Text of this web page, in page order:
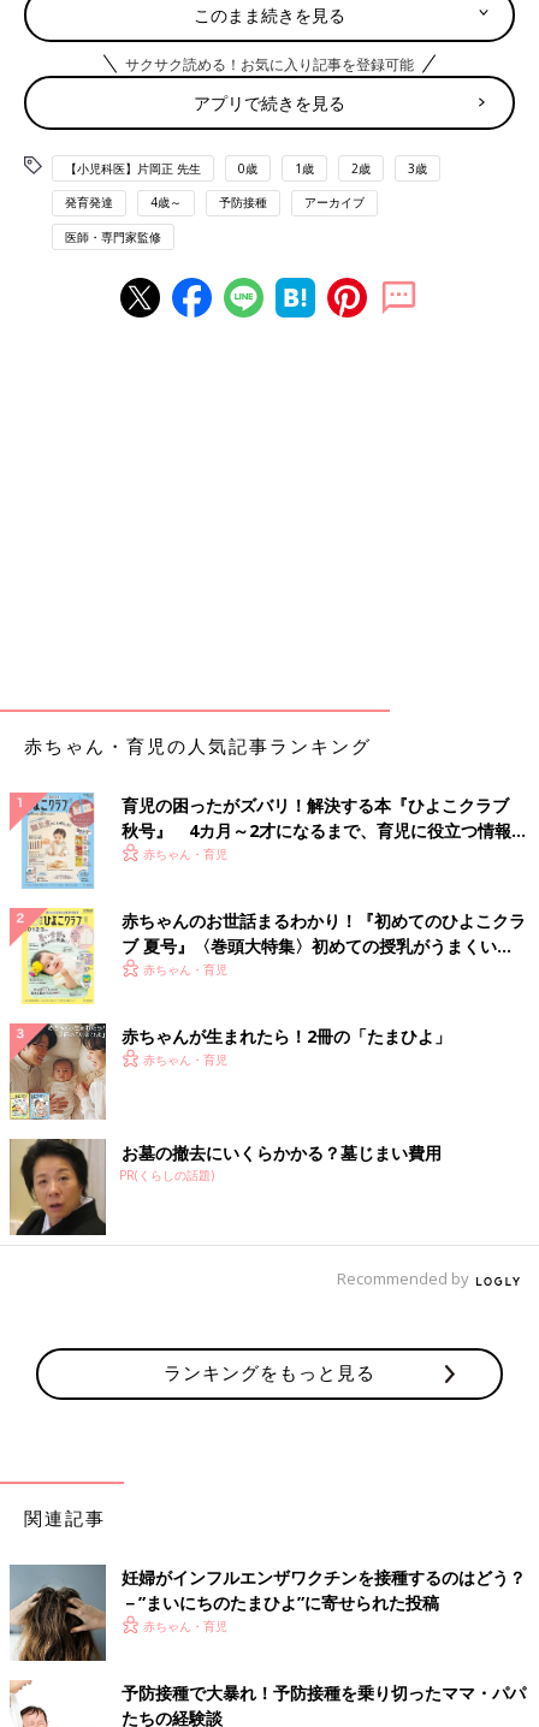
ステロイド剤使用中など、予防接種を受けられない場
合もあることを知っておこう
ワクチンは“感染症を防ぐために必要な免疫を安全に
つける方法”
――予防接種で使われるワクチンは、そもそもどういう役割のも
のでしょうか？
「乳幼児期には免疫が未発達なため、さまざまな感染症にかかり
イルス、BCG、MR（麻疹・風疹混合）、おたふくかぜ、水痘
不活化ワクチンは病原体を殺し、免疫をつけるのに必要な成分を
取り出して病原性をなくしたワクチン。免疫をつくるのに複数回
の接種が必要です。B型肝炎、ヒブ、小児用肺炎球菌、百日ぜ
き、ポリオ※、日本脳炎・
トキソイドとは細菌が生産する毒素だけを取り出し、その毒性を
なくしたワクチン。基本的には不活化ワクチンと同じなので、複
数回の接種が必要です。ジフテリア、破傷風（はしょうふう）な
どがこれに当たります」
（※ポリオは2012年8月まで定期接種では生ワクチン）
任意接種をためらう理由は「費用が高額」に次いで
「副反応が怖い」から
※画像クリックで拡大表示可
このまま続きを見る
サクサク読める！お気に入り記事を登録可能
アプリで続きを見る
【小児科医】片岡正 先生 0歳 1歳 2歳 3歳
発育発達 4歳～ 予防接種 アーカイブ
医師・専門家監修
赤ちゃん・育児の人気記事ランキング
育児の困ったがズバリ！解決する本『ひよこクラブ
秋号』 4カ月～2才になるまで、育児に役立つ情報が
いっぱい！
赤ちゃん・育児
赤ちゃんのお世話まるわかり！『初めてのひよこクラ
ブ 夏号』〈巻頭大特集〉初めての授乳がうまくい
く！ おっぱい・ミルクの基本と夏のトラブル 解決テ
赤ちゃん・育児
赤ちゃんが生まれたら！2冊の「たまひよ」
赤ちゃん・育児
お墓の撤去にいくらかかる？墓じまい費用
PR(くらしの話題)
Recommended by
ランキングをもっと見る
関連記事
妊婦がインフルエンザワクチンを接種するのはどう？
－”まいにちのたまひよ”に寄せられた投稿
赤ちゃん・育児
予防接種で大暴れ！予防接種を乗り切ったママ・パパ
たちの経験談